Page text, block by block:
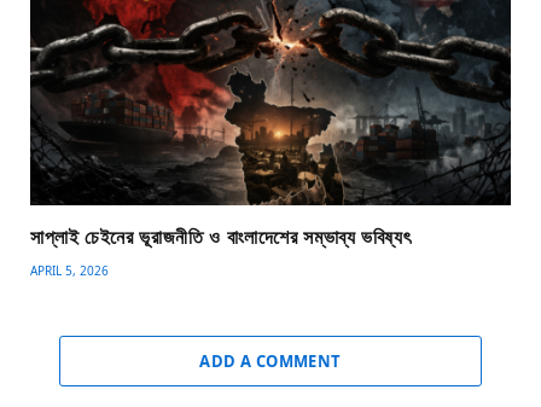
সাপ্লাই চেইনের ভূরাজনীতি ও বাংলাদেশের সম্ভাব্য ভবিষ্যৎ
APRIL 5, 2026
ADD A COMMENT